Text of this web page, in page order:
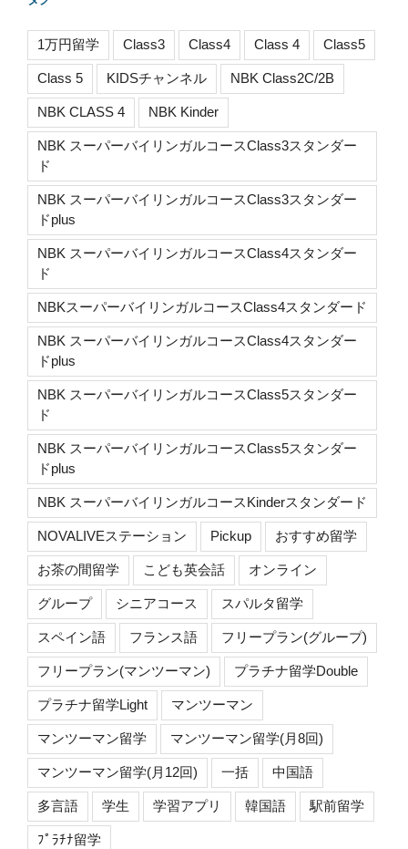
1万円留学 Class3 Class4 Class 4 Class5
Class 5 KIDSチャンネル NBK Class2C/2B
NBK CLASS 4 NBK Kinder
NBK スーパーバイリンガルコースClass3スタンダー
ド
NBK スーパーバイリンガルコースClass3スタンダー
ドplus
NBK スーパーバイリンガルコースClass4スタンダー
ド
NBKスーパーバイリンガルコースClass4スタンダード
NBK スーパーバイリンガルコースClass4スタンダー
ドplus
NBK スーパーバイリンガルコースClass5スタンダー
ド
NBK スーパーバイリンガルコースClass5スタンダー
ドplus
NBK スーパーバイリンガルコースKinderスタンダード
NOVALIVEステーション Pickup おすすめ留学
お茶の間留学 こども英会話 オンライン
グループ シニアコース スパルタ留学
スペイン語 フランス語 フリープラン(グループ)
フリープラン(マンツーマン) プラチナ留学Double
プラチナ留学Light マンツーマン
マンツーマン留学 マンツーマン留学(月8回)
マンツーマン留学(月12回) 一括 中国語
多言語 学生 学習アプリ 韓国語 駅前留学
ﾌﾟﾗﾁﾅ留学